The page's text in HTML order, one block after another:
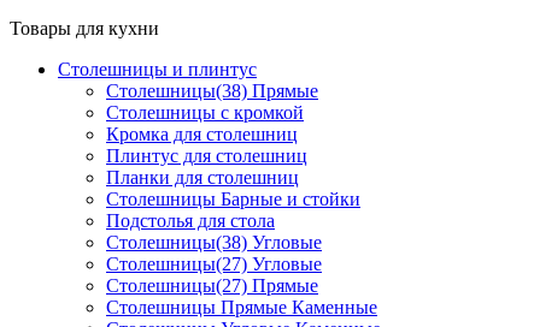
Товары для кухни
Столешницы и плинтус
Столешницы(38) Прямые
Столешницы с кромкой
Кромка для столешниц
Плинтус для столешниц
Планки для столешниц
Столешницы Барные и стойки
Подстолья для стола
Столешницы(38) Угловые
Столешницы(27) Угловые
Столешницы(27) Прямые
Столешницы Прямые Каменные